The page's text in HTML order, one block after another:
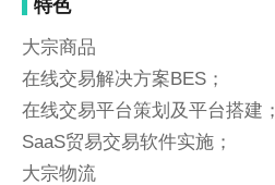
特色
大宗商品
在线交易解决方案BES；
在线交易平台策划及平台搭建；
SaaS贸易交易软件实施；
大宗物流